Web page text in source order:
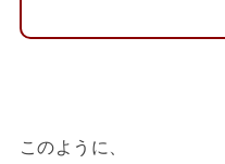
このように、